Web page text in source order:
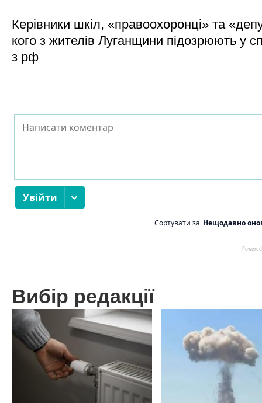
Керівники шкіл, «правоохоронці» та
кого з жителів Луганщини підозрюють у
з рф
Вибір редакції